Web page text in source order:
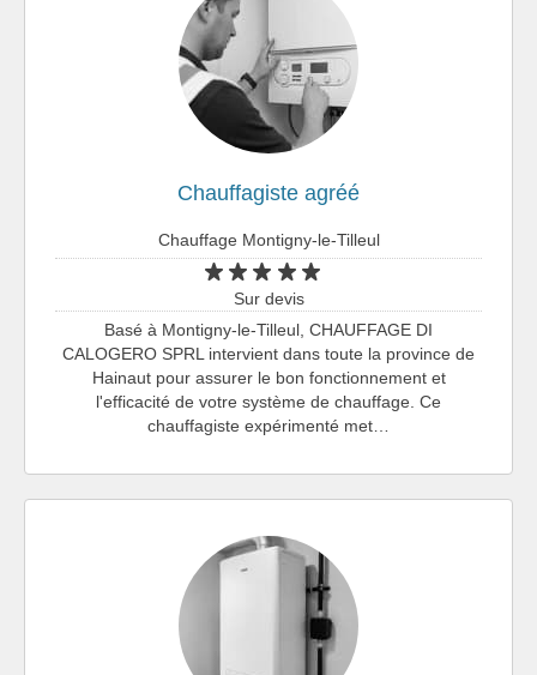
Chauffagiste agréé
Chauffage Montigny-le-Tilleul
Sur devis
Basé à Montigny-le-Tilleul, CHAUFFAGE DI
CALOGERO SPRL intervient dans toute la province de
Hainaut pour assurer le bon fonctionnement et
l'efficacité de votre système de chauffage. Ce
chauffagiste expérimenté met…